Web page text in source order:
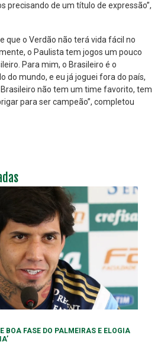
precisando de um título de expressão”,
que o Verdão não terá vida fácil no
o Paulista tem jogos um pouco
Para mim, o Brasileiro é o
do mundo, e eu já joguei fora do país,
Brasileiro não tem um time favorito, tem
para ser campeão”, completou
BOA FASE DO PALMEIRAS E ELOGIA